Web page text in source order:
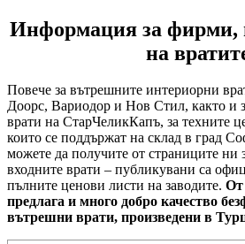
Информация за фирми,
на
Повече за вътрешните интериорни
Доорс, Вариодор и Нов Стил, както и
врати на СтарЧеликКапъ, за техните
които се поддържат на склад в град
можете да получите от страниците ни
входните врати – публикувани са
пълните ценови листи на заводите. От
предлага и много добро качество
вътрешни врати, произведени в